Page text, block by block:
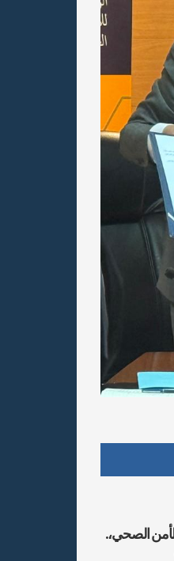
.أشرفت وزيرة التجارة الداخلية وضبط السوق الوطنية، آمال عبد اللطيف، رفقة رئيس الوكالة الوطنية للأمن الصحي،